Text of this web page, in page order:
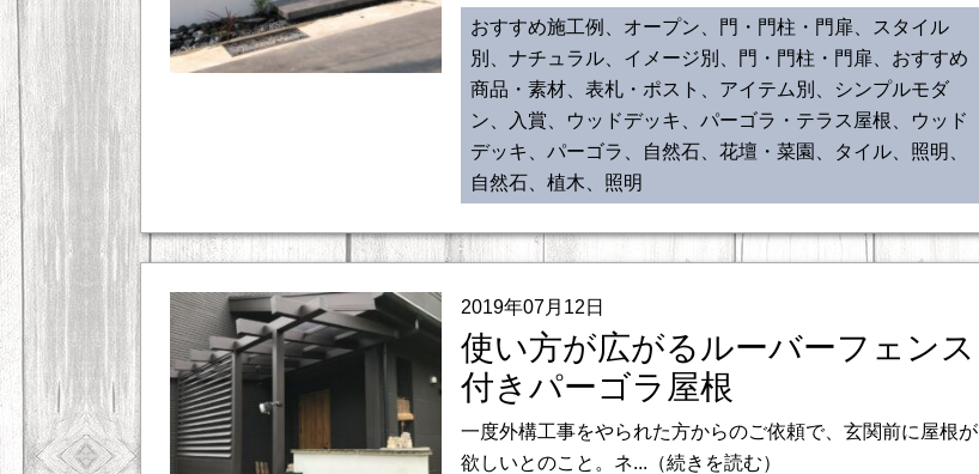
おすすめ施工例、オープン、門・門柱・門扉、スタイル
別、ナチュラル、イメージ別、門・門柱・門扉、おすすめ
商品・素材、表札・ポスト、アイテム別、シンプルモダ
ン、入賞、ウッドデッキ、パーゴラ・テラス屋根、ウッド
デッキ、パーゴラ、自然石、花壇・菜園、タイル、照明、
自然石、植木、照明
2019年07月12日
使い方が広がるルーバーフェンス
付きパーゴラ屋根
一度外構工事をやられた方からのご依頼で、玄関前に屋根が
欲しいとのこと。ネ...（続きを読む）